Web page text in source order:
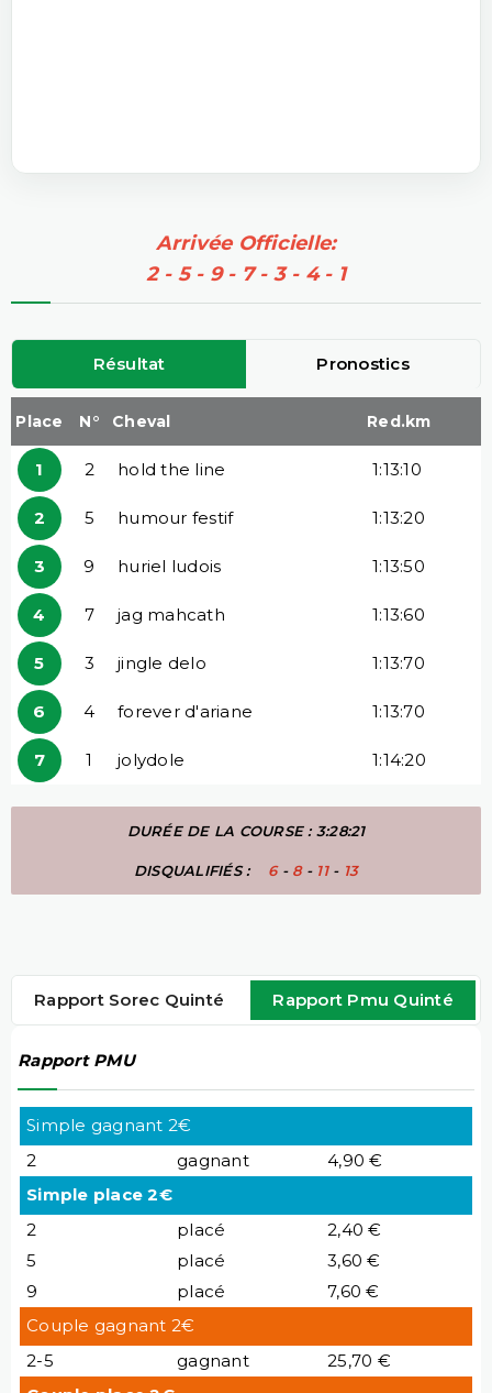
Arrivée Officielle:
2 - 5 - 9 - 7 - 3 - 4 - 1
Résultat Pronostics
Place N° Cheval Red.km
1 2 hold the line 1:13:10
2 5 humour festif 1:13:20
3 9 huriel ludois 1:13:50
4 7 jag mahcath 1:13:60
5 3 jingle delo 1:13:70
6 4 forever d'ariane 1:13:70
7 1 jolydole 1:14:20
DURÉE DE LA COURSE : 3:28:21
DISQUALIFIÉS : 6- 8- 11- 13
Rapport Sorec Quinté Rapport Pmu Quinté
Rapport PMU
Simple gagnant 2€
2
gagnant
4,90 €
Simple place 2€
2
placé
2,40 €
5
placé
3,60 €
9
placé
7,60 €
Couple gagnant 2€
2-5
gagnant
25,70 €